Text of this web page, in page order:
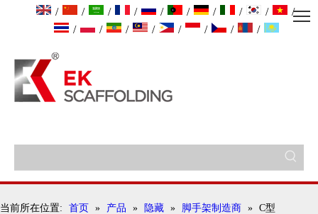
/ / / / / / / / /
/
/
/ / / / / / /
当前所在位置: 首页 » 产品 » 隐藏 » 脚手架制造商 » C型